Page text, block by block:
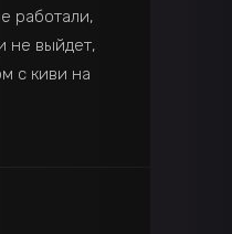
работали,
не выйдет,
с киви на